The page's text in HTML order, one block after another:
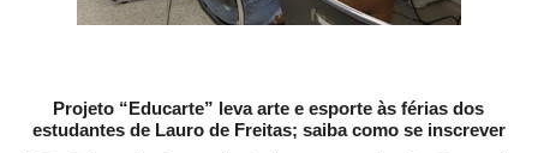
Projeto “Educarte” leva arte e esporte às férias dos
estudantes de Lauro de Freitas; saiba como se inscrever